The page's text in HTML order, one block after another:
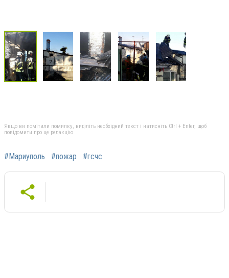
Якщо ви помітили помилку, виділіть необхідний текст і натисніть Ctrl + Enter, щоб
повідомити про це редакцію
#Мариуполь #пожар #гсчс